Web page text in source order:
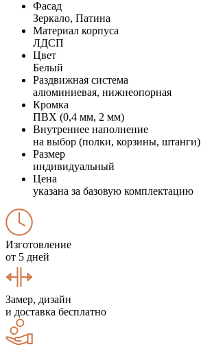
Фасад
Зеркало, Патина
Материал корпуса
ЛДСП
Цвет
Белый
Раздвижная система
алюминиевая, нижнеопорная
Кромка
ПВХ (0,4 мм, 2 мм)
Внутреннее наполнение
на выбор (полки, корзины, штанги)
Размер
индивидуальный
Цена
указана за базовую комплектацию
Изготовление
от 5 дней
Замер, дизайн
и доставка бесплатно